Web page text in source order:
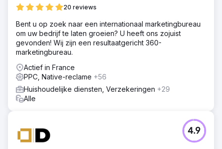
20 reviews
Bent u op zoek naar een internationaal marketingbureau
om uw bedrijf te laten groeien? U heeft ons zojuist
gevonden! Wij zijn een resultaatgericht 360-
marketingbureau.
Actief in France
PPC, Native-reclame +56
Huishoudelijke diensten, Verzekeringen +29
Alle
4.9